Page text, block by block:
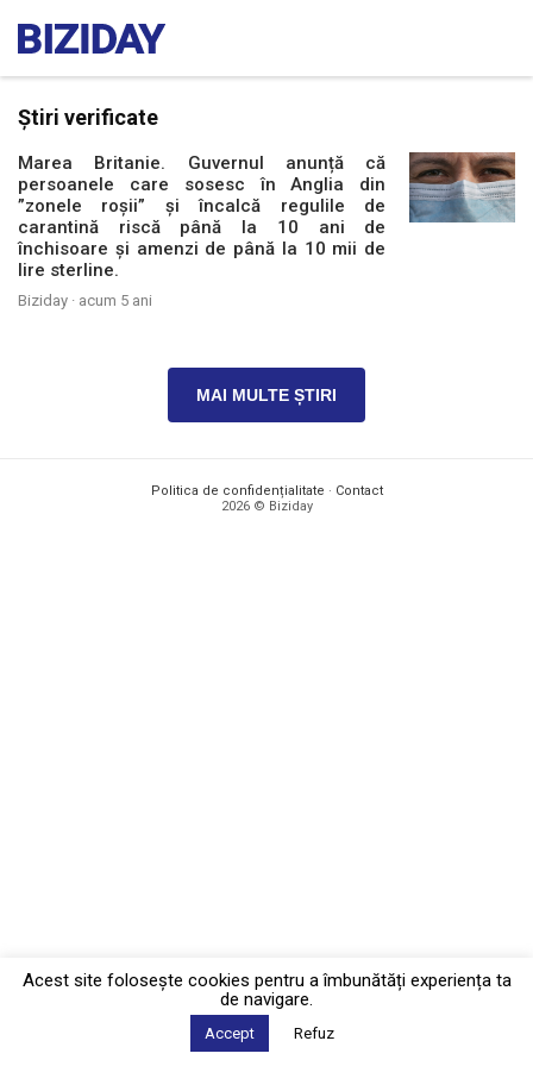
Știri verificate
Marea Britanie. Guvernul anunță că
persoanele care sosesc în Anglia din
”zonele roșii” și încalcă regulile de
carantină riscă până la 10 ani de
închisoare și amenzi de până la 10 mii de
lire sterline.
Biziday · acum 5 ani
MAI MULTE ȘTIRI
Politica de confidențialitate · Contact
2026 © Biziday
Acest site foloseşte cookies pentru a îmbunătăți experiența ta
de navigare.
Accept Refuz